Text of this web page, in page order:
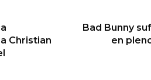
Christian
Bad Bunny
en